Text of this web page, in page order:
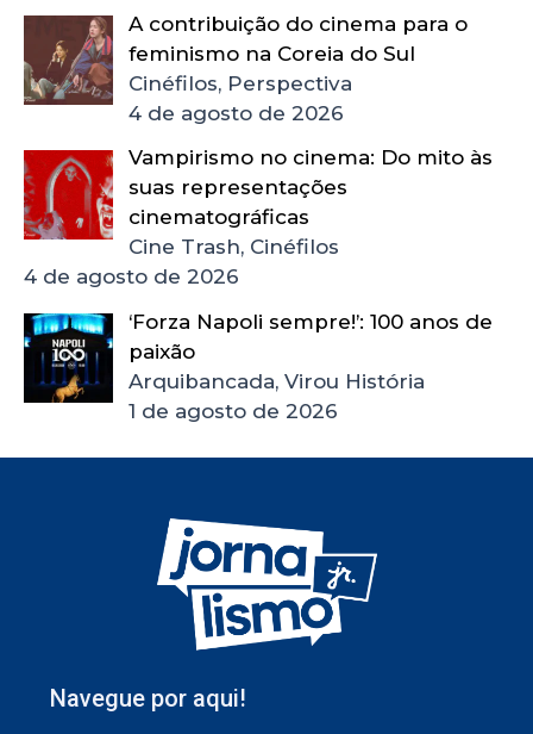
A contribuição do cinema para o
feminismo na Coreia do Sul
Cinéfilos, Perspectiva
4 de agosto de 2026
Vampirismo no cinema: Do mito às
suas representações
cinematográficas
Cine Trash, Cinéfilos
4 de agosto de 2026
‘Forza Napoli sempre!’: 100 anos de
paixão
Arquibancada, Virou História
1 de agosto de 2026
Navegue por aqui!